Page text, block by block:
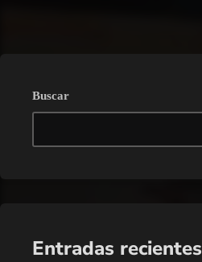
Buscar
Entradas recientes